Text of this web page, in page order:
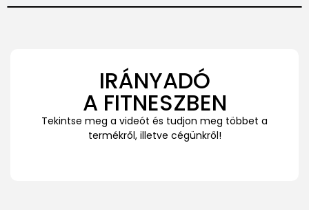
IRÁNYADÓ
A FITNESZBEN
Tekintse meg a videót és tudjon meg többet a
termékről, illetve cégünkről!